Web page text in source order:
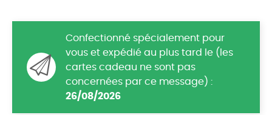
Confectionné spécialement pour
vous et expédié au plus tard le (les
cartes cadeau ne sont pas
concernées par ce message) :
26/08/2026